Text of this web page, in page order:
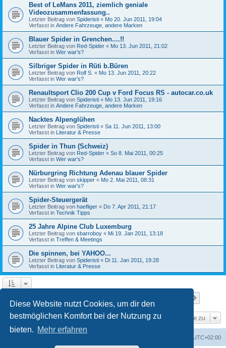
Diese Website nutzt Cookies, um dir den
bestmöglichen Komfort bei der Nutzung zu
bieten. Mehr erfahren
Best of LeMans 2011, ziemlich geniale
Videozusammenfassung..
Letzter Beitrag von Spideristi « Mo 20. Jun 2011, 19:04
Verfasst in Andere Fahrzeuge, andere Marken
Blauer Spider in Grenchen....!!
Letzter Beitrag von Red-Spider « Mo 13. Jun 2011, 21:02
Verfasst in Wer war's?
Silbriger Spider in Rüti b.Büren
Letzter Beitrag von Rolf S. « Mo 13. Jun 2011, 20:22
Verfasst in Wer war's?
Renaultsport Clio 200 Cup v Ford Focus RS - autocar.co.uk
Letzter Beitrag von Spideristi « Mo 13. Jun 2011, 19:16
Verfasst in Andere Fahrzeuge, andere Marken
Nacktes Alpenglühen
Letzter Beitrag von Spideristi « Sa 11. Jun 2011, 13:00
Verfasst in Literatur & Presse
Spider in Thun (Schweiz)
Letzter Beitrag von Red-Spider « So 8. Mai 2011, 00:25
Verfasst in Wer war's?
Nürburgring Richtung Adenau blauer Spider
Letzter Beitrag von skipper « Mo 2. Mai 2011, 08:31
Verfasst in Wer war's?
Spider-Steuergerät
Letzter Beitrag von haefliger « Do 7. Apr 2011, 21:17
Verfasst in Technik Tipps
25 Jahre Alpine Club Luxemburg
Letzter Beitrag von sbarroboy « Mi 19. Jan 2011, 13:18
Verfasst in Treffen & Meetings
Die spinnen, bei YAHOO...
Letzter Beitrag von Spideristi « Di 11. Jan 2011, 19:28
Verfasst in Literatur & Presse
Gehe zu
UTC+02:00